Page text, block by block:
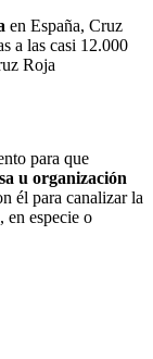
en España, Cruz
a las casi 12.000
Roja
para que
u organización
él para canalizar la
en especie o